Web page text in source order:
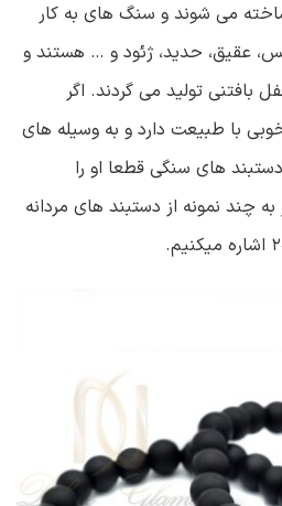
می شوند و سنگ های به کار
عقیق، حدید، ژئود و … هستند و
بافتنی تولید می گردند. اگر
با طبیعت دارد و به وسیله های
های سنگی قطعا او را
چند نمونه از دستبند های مردانه